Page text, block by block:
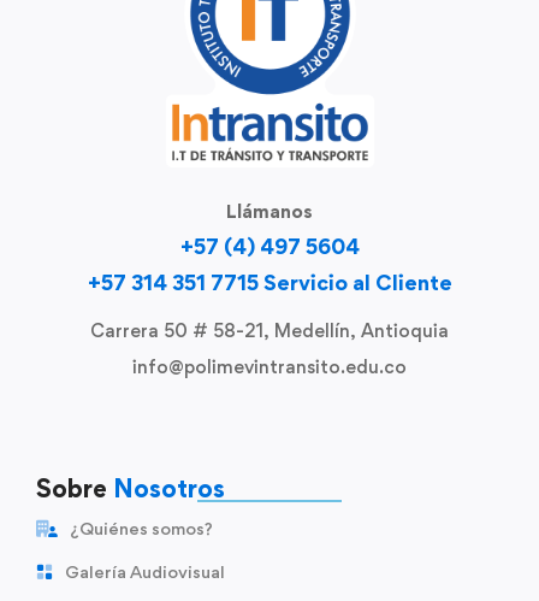
Llámanos
+57 (4) 497 5604
+57 314 351 7715 Servicio al Cliente
Carrera 50 # 58-21, Medellín, Antioquia
info@polimevintransito.edu.co
Sobre Nosotros
¿Quiénes somos?
Galería Audiovisual